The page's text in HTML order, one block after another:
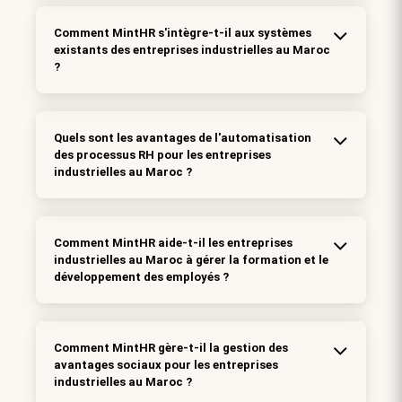
Comment MintHR s'intègre-t-il aux systèmes
existants des entreprises industrielles au Maroc
?
Quels sont les avantages de l'automatisation
des processus RH pour les entreprises
industrielles au Maroc ?
Comment MintHR aide-t-il les entreprises
industrielles au Maroc à gérer la formation et le
développement des employés ?
Comment MintHR gère-t-il la gestion des
avantages sociaux pour les entreprises
industrielles au Maroc ?